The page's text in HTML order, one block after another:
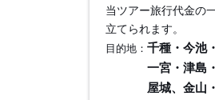
当ツアー旅行代金の
立てられます。
目的地： 千種・今池
一宮・津島
屋城、金山